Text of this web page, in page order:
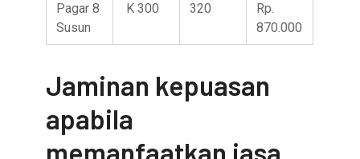
Pagar 8
Susun
K 300 320
Rp.
870.000
Jaminan kepuasan
apabila
memanfaatkan jasa